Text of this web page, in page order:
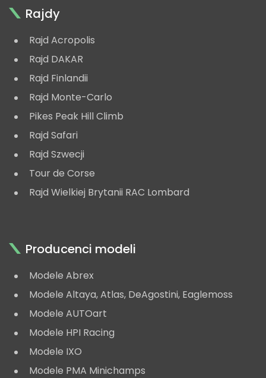
Rajdy
Rajd Acropolis
Rajd DAKAR
Rajd Finlandii
Rajd Monte-Carlo
Pikes Peak Hill Climb
Rajd Safari
Rajd Szwecji
Tour de Corse
Rajd Wielkiej Brytanii RAC Lombard
Producenci modeli
Modele Abrex
Modele Altaya, Atlas, DeAgostini, Eaglemoss
Modele AUTOart
Modele HPI Racing
Modele IXO
Modele PMA Minichamps